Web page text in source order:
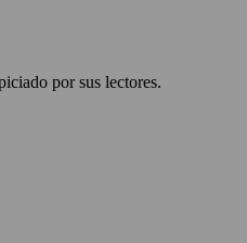
por sus lectores.